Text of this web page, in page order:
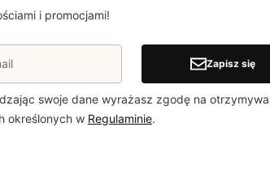
i promocjami!
Zapisz się
swoje dane wyrażasz zgodę na
określonych w Regulaminie.